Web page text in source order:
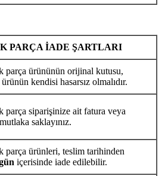
PARÇA İADE ŞARTLARI
parça ürününün orijinal kutusu,
kendisi hasarsız olmalıdır.
parça siparişinize ait fatura veya
saklayınız.
parça ürünleri, teslim tarihinden
içerisinde iade edilebilir.